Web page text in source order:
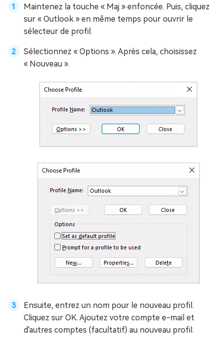
Maintenez la touche « Maj » enfoncée. Puis, cliquez
sur « Outlook » en même temps pour ouvrir le
sélecteur de profil.
Sélectionnez « Options ». Après cela, choisissez
« Nouveau ».
Ensuite, entrez un nom pour le nouveau profil.
Cliquez sur OK. Ajoutez votre compte e-mail et
d'autres comptes (facultatif) au nouveau profil.